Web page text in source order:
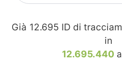
Già 12.695 ID di
in
12.695.440